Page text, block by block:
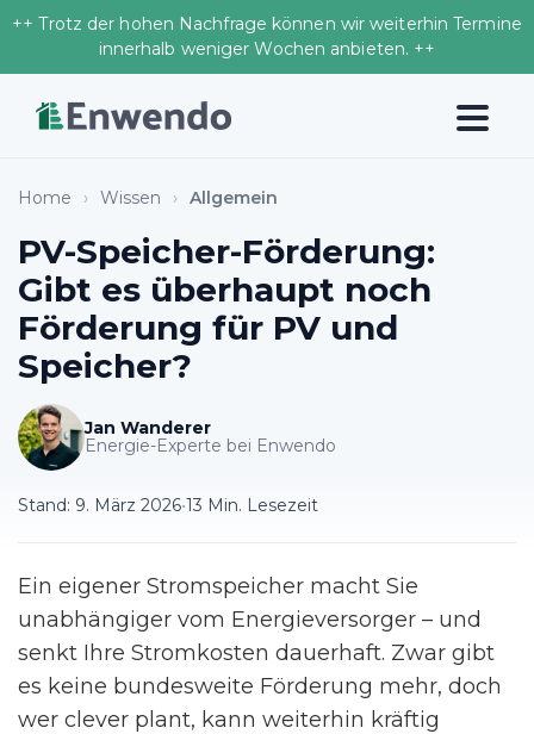
++ Trotz der hohen Nachfrage können wir weiterhin Termine
innerhalb weniger Wochen anbieten. ++
Home › Wissen › Allgemein
PV-Speicher-Förderung:
Gibt es überhaupt noch
Förderung für PV und
Speicher?
Jan Wanderer
Energie-Experte bei Enwendo
Stand: 9. März 2026•13 Min. Lesezeit
Ein eigener Stromspeicher macht Sie
unabhängiger vom Energieversorger – und
senkt Ihre Stromkosten dauerhaft. Zwar gibt
es keine bundesweite Förderung mehr, doch
wer clever plant, kann weiterhin kräftig